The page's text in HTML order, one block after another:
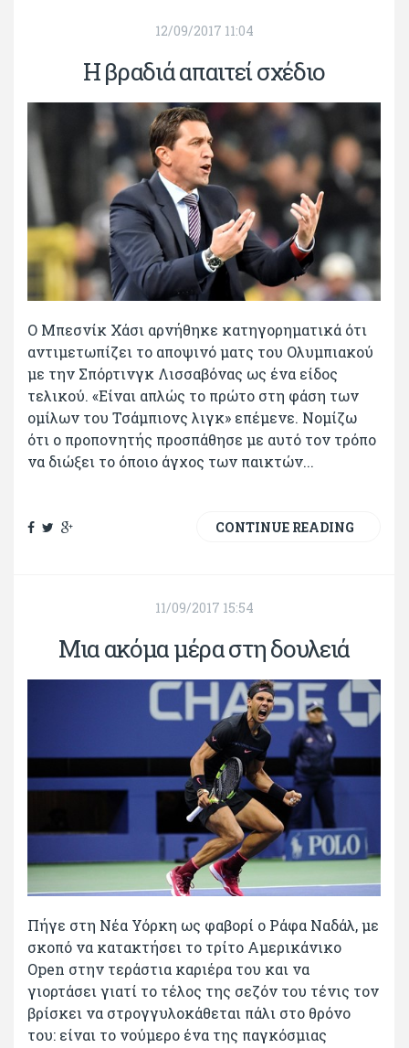
12/09/2017 11:04
Η βραδιά απαιτεί σχέδιο
Ο Μπεσνίκ Χάσι αρνήθηκε κατηγορηματικά ότι
αντιμετωπίζει το αποψινό ματς του Ολυμπιακού
με την Σπόρτινγκ Λισσαβόνας ως ένα είδος
τελικού. «Είναι απλώς το πρώτο στη φάση των
ομίλων του Τσάμπιονς λιγκ» επέμενε. Νομίζω
ότι ο προπονητής προσπάθησε με αυτό τον τρόπο
να διώξει το όποιο άγχος των παικτών...
CONTINUE READING
11/09/2017 15:54
Μια ακόμα μέρα στη δουλειά
Πήγε στη Νέα Υόρκη ως φαβορί ο Ράφα Ναδάλ, με
σκοπό να κατακτήσει το τρίτο Αμερικάνικο
Open στην τεράστια καριέρα του και να
γιορτάσει γιατί το τέλος της σεζόν του τένις τον
βρίσκει να στρογγυλοκάθεται πάλι στο θρόνο
του: είναι το νούμερο ένα της παγκόσμιας